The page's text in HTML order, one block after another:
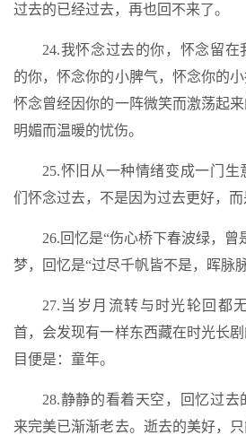
过去的已经过去，再也回不来了。
24.我怀念过去的你，怀念留
的你，怀念你的小脾气，怀念你的小
怀念曾经因你的一阵微笑而激荡起
明媚而温暖的忧伤。
25.怀旧从一种情绪变成一门
们怀念过去，不是因为过去更好，而
26.回忆是“伤心桥下春波绿，曾
梦，回忆是“过尽千帆皆不是，晖脉
27.当岁月流转与时光轮回都
首，会发现有一样东西藏在时光长
目便是：童年。
28.静静的看着天空，回忆过去
来完美已渐渐老去。逝去的美好，